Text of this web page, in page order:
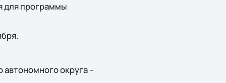
для программы
округа –